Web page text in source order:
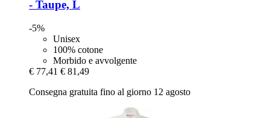
-​ Taupe, L
-5%
Unisex
100% cotone
Morbido e avvolgente
€ 77,41 € 81,49
Consegna gratuita fino al giorno 12 agosto